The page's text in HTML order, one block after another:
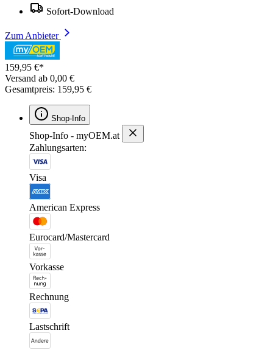
Sofort-Download
Zum Anbieter
159,95 €*
Versand ab 0,00 €
Gesamtpreis: 159,95 €
Shop-Info
Shop-Info - myOEM.at
Zahlungsarten:
Visa
American Express
Eurocard/Mastercard
Vorkasse
Rechnung
Lastschrift